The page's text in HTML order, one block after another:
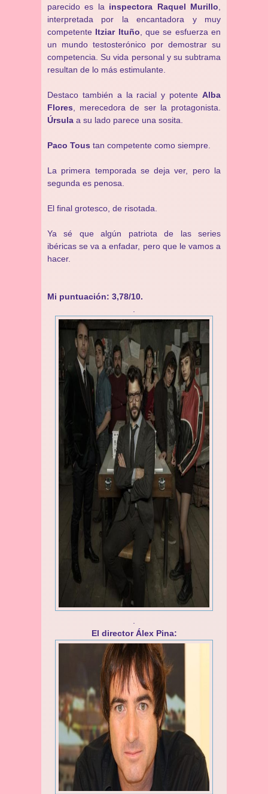
parecido es la inspectora Raquel Murillo
interpretada por la encantadora y muy
competente Itziar Ituño , que se esfuerza en
un mundo testosterónico por demostrar su
competencia. Su vida personal y su subtrama
resultan de lo más estimulante.
Destaco también a la racial y potente Alba
Flores , merecedora de ser la protagonista.
Úrsula a su lado parece una sosita.
Paco Tous tan competente como siempre.
La primera temporada se deja ver, pero la
segunda es penosa.
El final grotesco, de risotada.
Ya sé que algún patriota de las series
ibéricas se va a enfadar, pero que le vamos a
hacer.
Mi puntuación: 3,78/10.
El director Álex Pina: